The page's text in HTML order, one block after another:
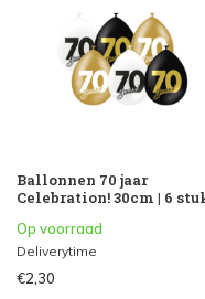
Ballonnen 70 jaar
Celebration! 30cm | 6
Op voorraad
Deliverytime
€2,30